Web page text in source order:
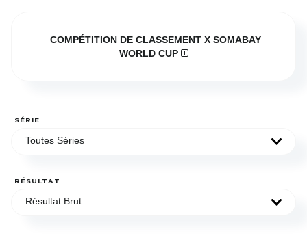
COMPÉTITION DE CLASSEMENT X SOMABAY
WORLD CUP
SÉRIE
Toutes Séries
RÉSULTAT
Résultat Brut